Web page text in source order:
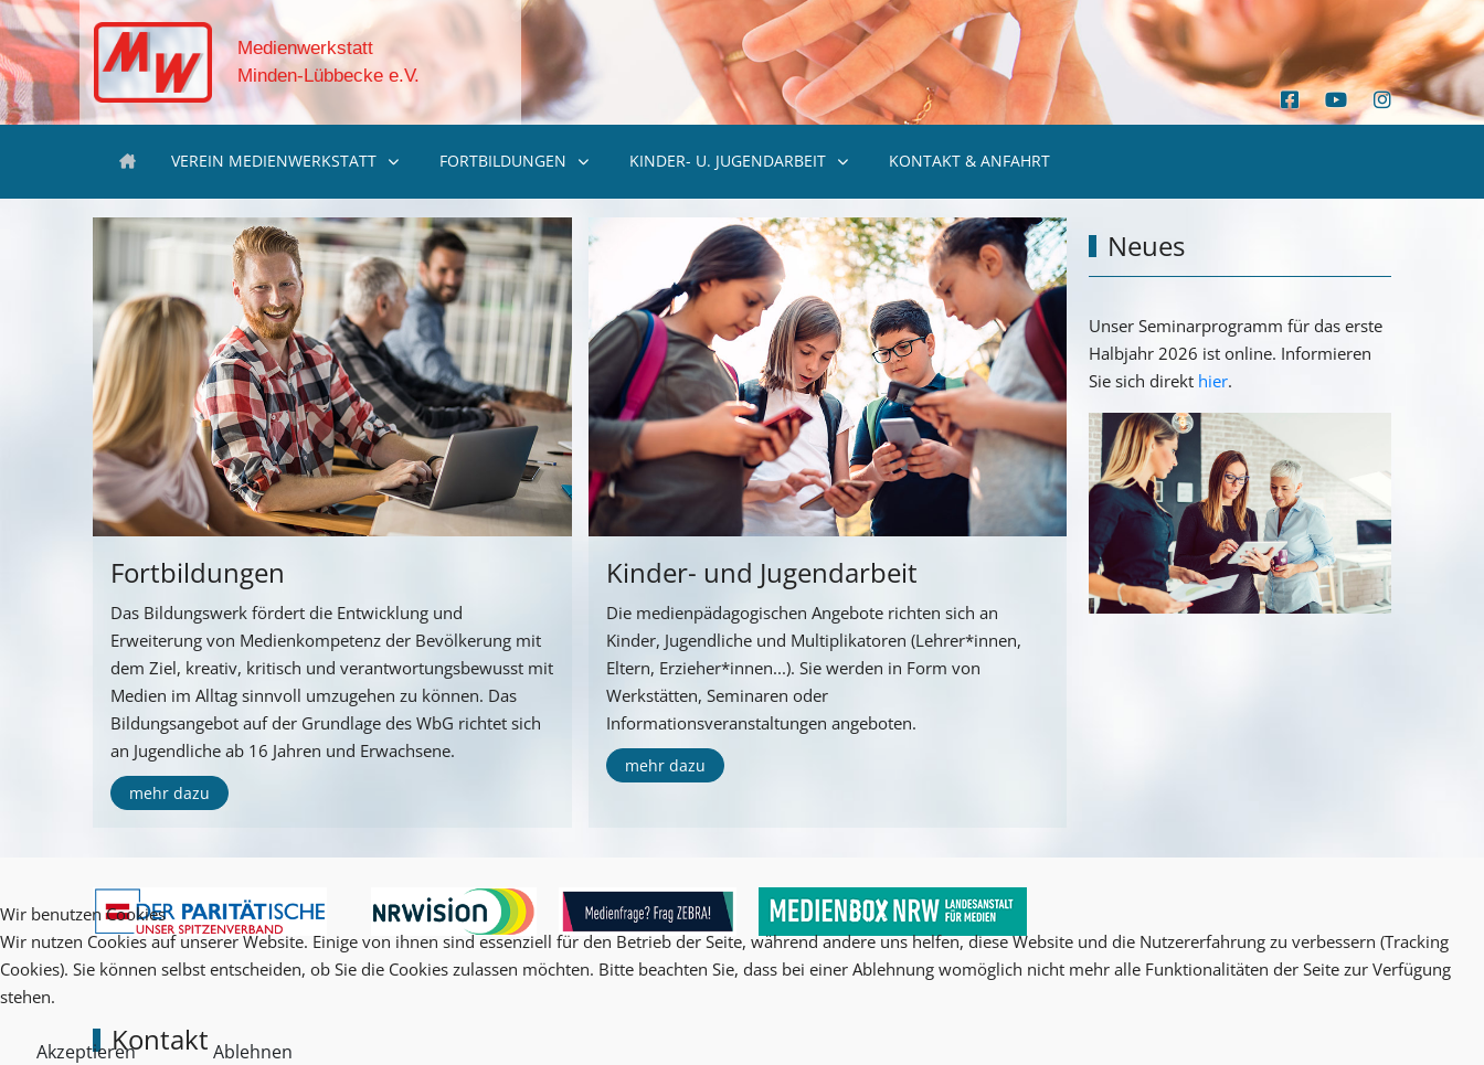
Medienwerkstatt
Minden-Lübbecke e.V.
VEREIN MEDIENWERKSTATT FORTBILDUNGEN KINDER- U. JUGENDARBEIT KONTAKT & ANFAHRT
Fortbildungen
Das Bildungswerk fördert die Entwicklung und
Erweiterung von Medienkompetenz der Bevölkerung mit
dem Ziel, kreativ, kritisch und verantwortungsbewusst mit
Medien im Alltag sinnvoll umzugehen zu können. Das
Bildungsangebot auf der Grundlage des WbG richtet sich
an Jugendliche ab 16 Jahren und Erwachsene.
mehr dazu
Kinder- und Jugendarbeit
Die medienpädagogischen Angebote richten sich an
Kinder, Jugendliche und Multiplikatoren (Lehrer*innen,
Eltern, Erzieher*innen...). Sie werden in Form von
Werkstätten, Seminaren oder
Informationsveranstaltungen angeboten.
mehr dazu
Neues
Unser Seminarprogramm für das erste
Halbjahr 2026 ist online. Informieren
Sie sich direkt hier.
Kontakt
Wir benutzen Cookies
Wir nutzen Cookies auf unserer Website. Einige von ihnen sind essenziell für den Betrieb der Seite, während andere uns helfen, diese Website und die Nutzererfahrung zu verbessern (Tracking
Cookies). Sie können selbst entscheiden, ob Sie die Cookies zulassen möchten. Bitte beachten Sie, dass bei einer Ablehnung womöglich nicht mehr alle Funktionalitäten der Seite zur Verfügung
stehen.
Akzeptieren Ablehnen